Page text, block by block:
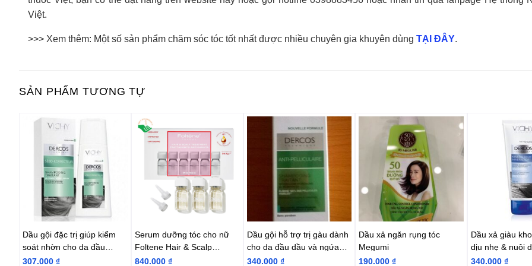
Việt.
>>> Xem thêm: Một số sản phẩm chăm sóc tóc tốt nhất được nhiều chuyên gia khuyên dùng TẠI ĐÂY.
SẢN PHẨM TƯƠNG TỰ
Dầu gội đặc trị giúp kiểm
soát nhờn cho da đầu
VICHY
307.000 ₫
Serum dưỡng tóc cho nữ
Foltene Hair & Scalp
Solution Women 100ml
840.000 ₫
Dầu gội hỗ trợ trị gàu dành
cho da đầu dầu và ngứa
Vichy
340.000 ₫
Dầu xả ngăn rụng tóc
Megumi
190.000₫
Dầu xả giàu
dịu nhẹ & nuôi
chắc khỏe Vichy
340.000₫